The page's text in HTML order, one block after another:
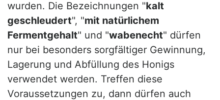
wurden. Die Bezeichnungen "kalt
geschleudert", "mit natürlichem
Fermentgehalt" und "wabenecht" dürfen
nur bei besonders sorgfältiger Gewinnung,
Lagerung und Abfüllung des Honigs
verwendet werden. Treffen diese
Voraussetzungen zu, dann dürfen auch